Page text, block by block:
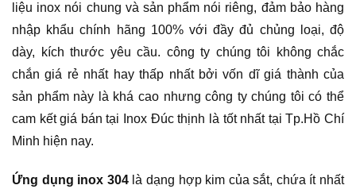
liệu inox nói chung và sản phẩm nói riêng, đảm bảo hàng
nhập khẩu chính hãng 100% với đầy đủ chủng loại, độ
dày, kích thước yêu cầu. công ty chúng tôi không chắc
chắn giá rẻ nhất hay thấp nhất bởi vốn dĩ giá thành của
sản phẩm này là khá cao nhưng công ty chúng tôi có thể
cam kết giá bán tại Inox Đúc thịnh là tốt nhất tại Tp.Hồ Chí
Minh hiện nay.
Ứng dụng inox 304là dạng hợp kim của sắt, chứa ít nhất